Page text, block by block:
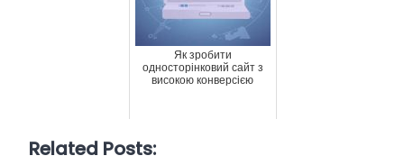
Як зробити
односторінковий сайт з
високою конверсією
Related Posts: